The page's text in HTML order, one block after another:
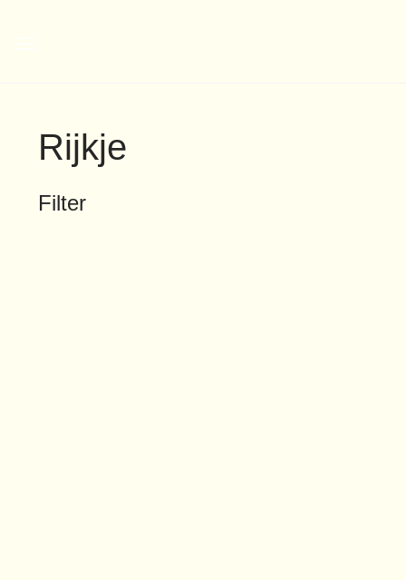
Rijkje
Filter